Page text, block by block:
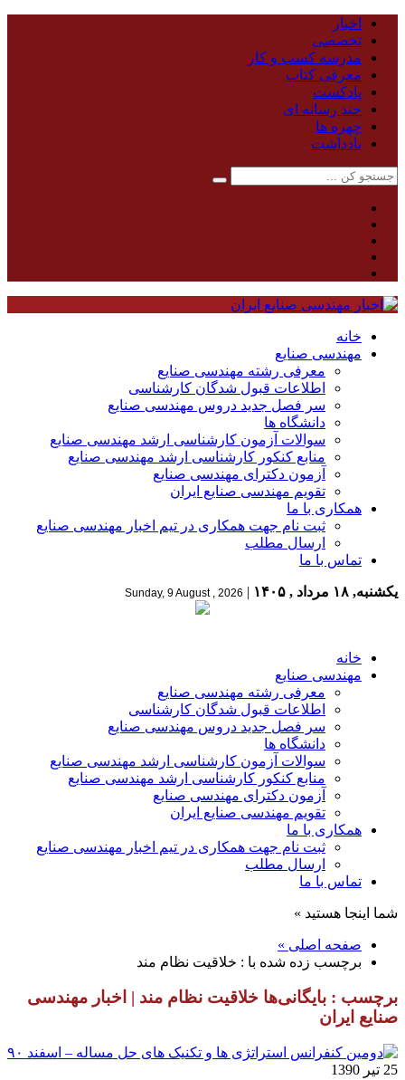
اخبار
تخصصی
مدرسه کسب و کار
معرفی کتاب
پادکست
چند رسانه ای
چهره ها
یادداشت
خانه
مهندسی صنایع
معرفی رشته مهندسی صنایع
اطلاعات قبول شدگان کارشناسی
سر فصل جدید دروس مهندسی صنایع
دانشگاه ها
سوالات آزمون کارشناسی ارشد مهندسی صنایع
منابع کنکور کارشناسی ارشد مهندسی صنایع
آزمون دکترای مهندسی صنایع
تقویم مهندسی صنایع ایران
همکاری با ما
ثبت نام جهت همکاری در تیم اخبار مهندسی صنایع
ارسال مطلب
تماس با ما
یکشنبه, ۱۸ مرداد , ۱۴۰۵ |
Sunday, 9 August , 2026
خانه
مهندسی صنایع
معرفی رشته مهندسی صنایع
اطلاعات قبول شدگان کارشناسی
سر فصل جدید دروس مهندسی صنایع
دانشگاه ها
سوالات آزمون کارشناسی ارشد مهندسی صنایع
منابع کنکور کارشناسی ارشد مهندسی صنایع
آزمون دکترای مهندسی صنایع
تقویم مهندسی صنایع ایران
همکاری با ما
ثبت نام جهت همکاری در تیم اخبار مهندسی صنایع
ارسال مطلب
تماس با ما
شما اینجا هستید »
صفحه اصلی »
برچسب زده شده با : خلاقیت نظام مند
برچسب : بایگانی‌ها خلاقیت نظام مند | اخبار مهندسی
صنایع ایران
25 تیر 1390